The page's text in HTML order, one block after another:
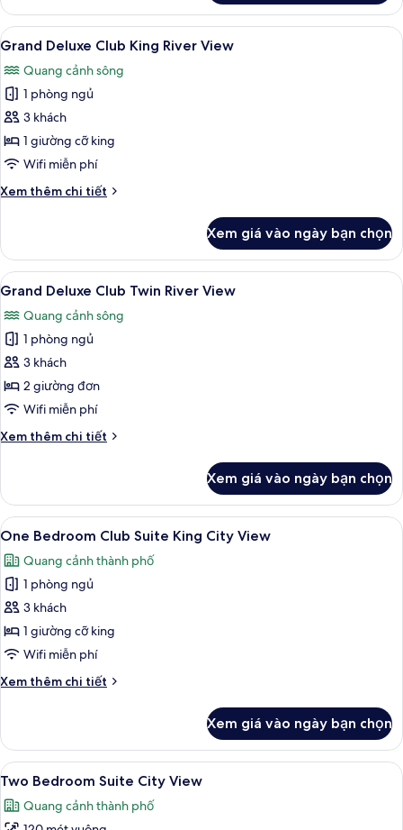
Grand
Deluxe
Club
City
View
Xem
tất
cả
ảnh
Grand
Deluxe
Club
River
Bộ đồ giường cao cấp, chăn bông,
6
Grand Deluxe Club King River View
Quang cảnh sông
1 phòng ngủ
3 khách
1 giường cỡ king
Wifi miễn phí
Xem thêm chi tiết
Chi
Grand
Deluxe
Club
River
View
Xem giá vào ngày bạn chọn
Xem
tất
cả
ảnh
Grand
Deluxe
Club
River
Bộ đồ giường cao cấp, chăn bông,
6
Grand Deluxe Club Twin River View
Quang cảnh sông
1 phòng ngủ
3 khách
2 giường đơn
Wifi miễn phí
Xem thêm chi tiết
Chi
Grand
Deluxe
Club
River
View
Xem giá vào ngày bạn chọn
Xem
tất
cả
ảnh
One
Bedroom
Club
King
Bộ đồ giường cao cấp, chăn bông,
6
One Bedroom Club Suite King City View
Quang cảnh thành phố
1 phòng ngủ
3 khách
1 giường cỡ king
Wifi miễn phí
Xem thêm chi tiết
Chi
One
Bedroom
Club
King
City
Xem giá vào ngày bạn chọn
Xem
tất
cả
Bộ đồ giường cao cấp, chăn bông,
6
Two Bedroom Suite City View
Quang cảnh thành phố